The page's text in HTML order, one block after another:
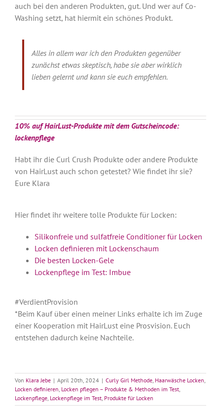
auch bei den anderen Produkten, gut. Und wer auf Co-
Washing setzt, hat hiermit ein schönes Produkt.
Alles in allem war ich den Produkten gegenüber
zunächst etwas skeptisch, habe sie aber wirklich
lieben gelernt und kann sie euch empfehlen.
10% auf HairLust-Produkte mit dem Gutscheincode:
lockenpflege
Habt ihr die Curl Crush Produkte oder andere Produkte
von HairLust auch schon getestet? Wie findet ihr sie?
Eure Klara
Hier findet ihr weitere tolle Produkte für Locken:
Silikonfreie und sulfatfreie Conditioner für Locken
Locken definieren mit Lockenschaum
Die besten Locken-Gele
Lockenpflege im Test: Imbue
#VerdientProvision
*Beim Kauf über einen meiner Links erhalte ich im Zuge
einer Kooperation mit HairLust eine Prosvision. Euch
entstehen dadurch keine Nachteile.
Von Klara Jebe | April 20th, 2024 | Curly Girl Methode, Haarwäsche Locken,
Locken definieren, Locken pflegen – Produkte & Methoden im Test,
Lockenpflege, Lockenpflege im Test, Produkte für Locken